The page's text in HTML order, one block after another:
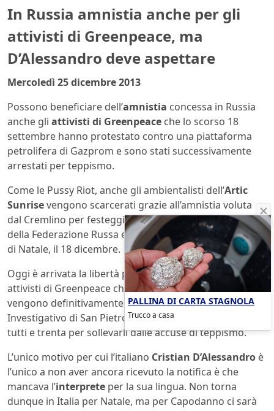
In Russia amnistia anche per gli
attivisti di Greenpeace, ma
D’Alessandro deve aspettare
Mercoledì 25 dicembre 2013
Possono beneficiare dell’amnistia concessa in Russia
anche gli attivisti di Greenpeace che lo scorso 18
settembre hanno protestato contro una piattaforma
petrolifera di Gazprom e sono stati successivamente
arrestati per teppismo.
Come le Pussy Riot, anche gli ambientalisti dell’Artic
Sunrisevengono scarcerati grazie all’amnistia voluta
dal Cremlino per festeggiare i 20 anni della Costituzione
della Federazione Russa e votata qualche giorno prima
di Natale, il 18 dicembre.
Oggi è arrivata la libertà per ventinove dei trenta
attivisti di Greenpeace che hanno ricevuto la notifica e
vengono definitivamente rilasciati: il Comitato
Investigativo di San Pietroburgo, infatti, li ha convocati
tutti e trenta per sollevarli dalle accuse di teppismo.
L’unico motivo per cui l’italiano Cristian D’Alessandro è
l’unico a non aver ancora ricevuto la notifica è che
mancava l’interprete per la sua lingua. Non torna
dunque in Italia per Natale, ma per Capodanno ci sarà
PALLINA DI CARTA STAGNOLA
Trucco a casa